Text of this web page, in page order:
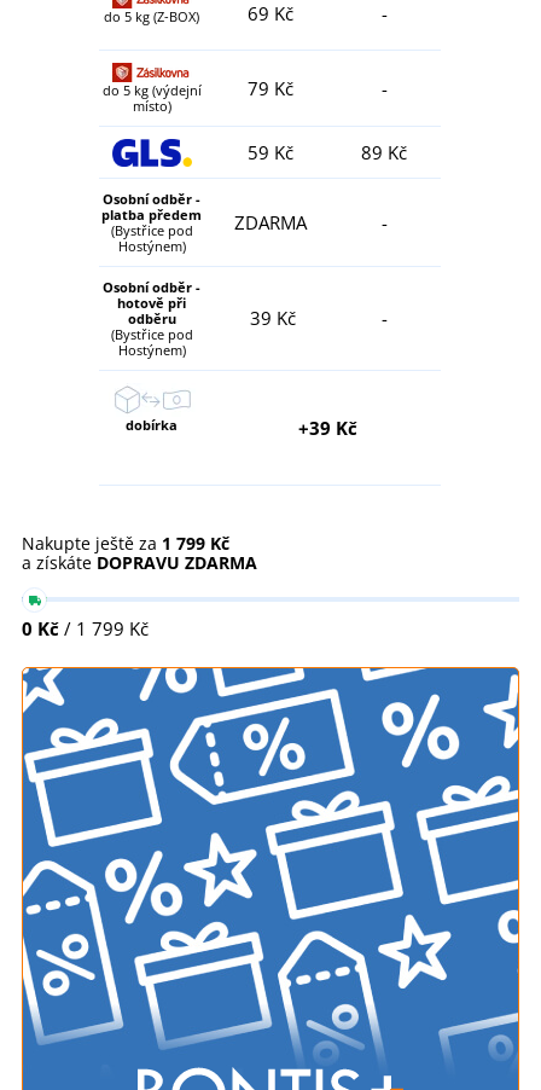
do 5 kg (Z-BOX) 69 Kč -
do 5 kg (výdejní
místo)
79 Kč -
59 Kč 89 Kč
Osobní odběr -
platba předem
(Bystřice pod
Hostýnem)
ZDARMA -
Osobní odběr -
hotově při
odběru
(Bystřice pod
Hostýnem)
39 Kč -
dobírka +39 Kč
Nakupte ještě za 1 799 Kč
a získáte DOPRAVU ZDARMA
0 Kč / 1 799 Kč